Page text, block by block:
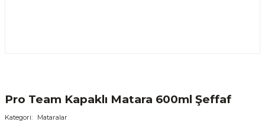
Pro Team Kapaklı Matara 600ml Şeffaf
Kategori
Mataralar